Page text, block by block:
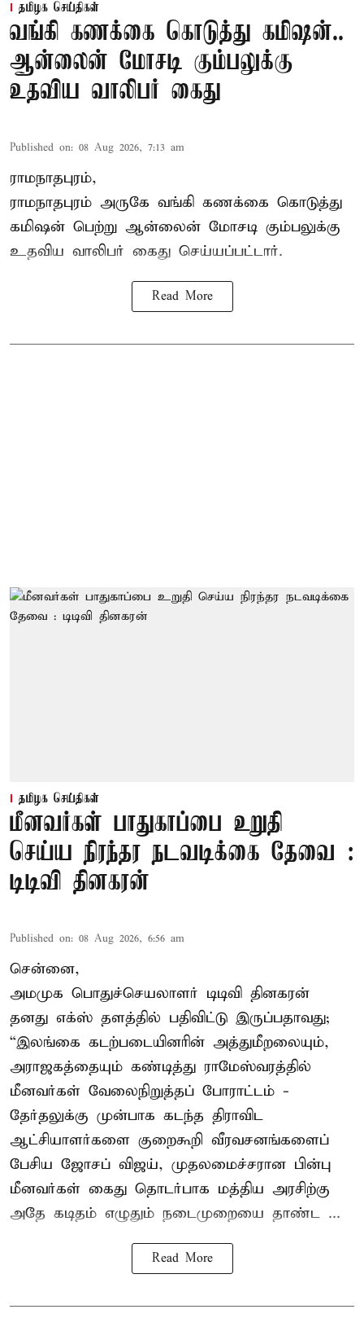
தமிழக செய்திகள்
வங்கி கணக்கை கொடுத்து கமிஷன்..
ஆன்லைன் மோசடி கும்பலுக்கு
உதவிய வாலிபர் கைது
Published on: 08 Aug 2026, 7:13 am
ராமநாதபுரம்,
ராமநாதபுரம் அருகே வங்கி கணக்கை கொடுத்து
கமிஷன் பெற்று ஆன்லைன் மோசடி கும்பலுக்கு
உதவிய வாலிபர் கைது செய்யப்பட்டார்.
Read More
தமிழக செய்திகள்
மீனவர்கள் பாதுகாப்பை உறுதி
செய்ய நிரந்தர நடவடிக்கை தேவை :
டிடிவி தினகரன்
Published on: 08 Aug 2026, 6:56 am
சென்னை,
அமமுக பொதுச்செயலாளர் டிடிவி தினகரன்
தனது எக்ஸ் தளத்தில் பதிவிட்டு இருப்பதாவது;
“இலங்கை கடற்படையினரின் அத்துமீறலையும்,
அராஜகத்தையும் கண்டித்து ராமேஸ்வரத்தில்
மீனவர்கள் வேலைநிறுத்தப் போராட்டம் -
தேர்தலுக்கு முன்பாக கடந்த திராவிட
ஆட்சியாளர்களை குறைகூறி வீரவசனங்களைப்
பேசிய ஜோசப் விஜய், முதலமைச்சரான பின்பு
மீனவர்கள் கைது தொடர்பாக மத்திய அரசிற்கு
அதே கடிதம் எழுதும் நடைமுறையை தாண்ட ...
Read More